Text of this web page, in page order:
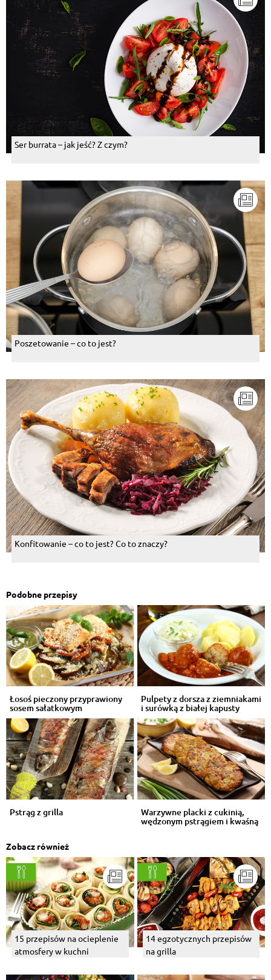
Ser burrata – jak jeść? Z czym?
Poszetowanie – co to jest?
Konfitowanie – co to jest? Co to znaczy?
Podobne przepisy
Łosoś pieczony przyprawiony
sosem sałatkowym
Pulpety z dorsza z ziemniakami
i surówką z białej kapusty
Pstrąg z grilla Warzywne placki z cukinią,
wędzonym pstrągiem i kwaśną
Zobacz również
15 przepisów na ocieplenie
atmosfery w kuchni
14 egzotycznych przepisów
na grilla